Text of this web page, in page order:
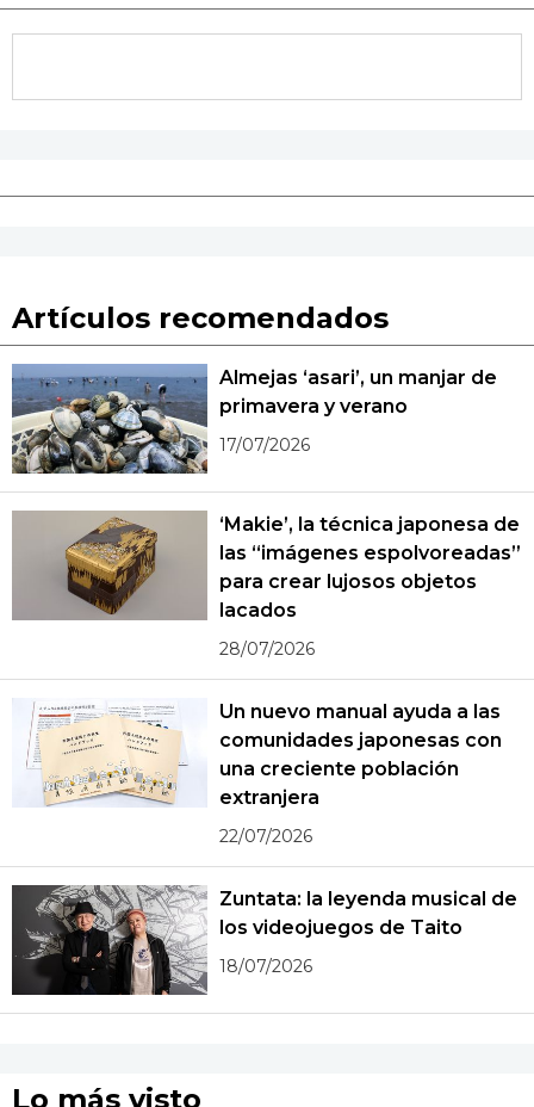
Artículos recomendados
Almejas ‘asari’, un manjar de
primavera y verano
17/07/2026
‘Makie’, la técnica japonesa de
las “imágenes espolvoreadas”
para crear lujosos objetos
lacados
28/07/2026
Un nuevo manual ayuda a las
comunidades japonesas con
una creciente población
extranjera
22/07/2026
Zuntata: la leyenda musical de
los videojuegos de Taito
18/07/2026
Lo más visto